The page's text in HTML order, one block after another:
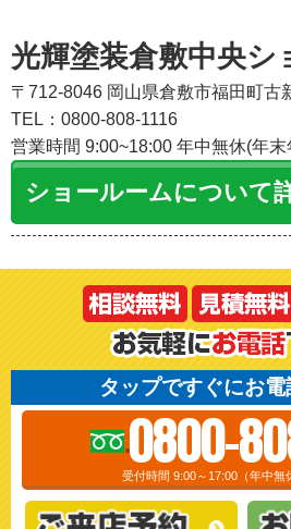
光輝塗装倉敷中央シ
〒712-8046 岡山県倉敷市福田町古
TEL：0800-808-1116
営業時間 9:00~18:00 年中無休(年末
ショールームについて
タップですぐにお
0800-
受付時間 9:00～17:00（年中無